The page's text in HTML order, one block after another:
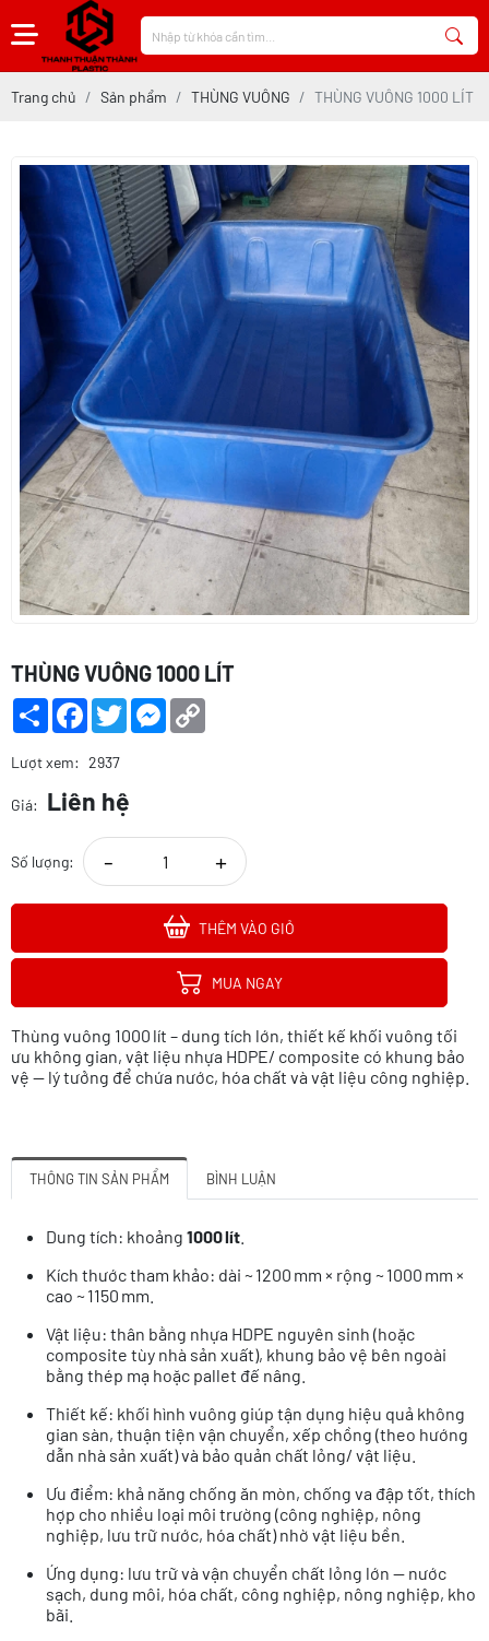
Trang chủ Sản phẩm THÙNG VUÔNG THÙNG VUÔNG 1000 LÍT
THÙNG VUÔNG 1000 LÍT
Share FacebookTwitterMessenger
Lượt xem: 2937
Giá: Liên hệ
Số lượng: - +
THÊM VÀO GIỎ
MUA NGAY
Thùng vuông 1000 lít – dung tích lớn, thiết kế khối vuông tối
ưu không gian, vật liệu nhựa HDPE/ composite có khung bảo
vệ — lý tưởng để chứa nước, hóa chất và vật liệu công nghiệp.
THÔNG TIN SẢN PHẨM BÌNH LUẬN
Dung tích: khoảng 1000 lít
Kích thước tham khảo: dài ~ 1200 mm × rộng ~ 1000 mm ×
cao ~ 1150 mm.
Vật liệu: thân bằng nhựa HDPE nguyên sinh (hoặc
composite tùy nhà sản xuất), khung bảo vệ bên ngoài
bằng thép mạ hoặc pallet đế nâng.
Thiết kế: khối hình vuông giúp tận dụng hiệu quả không
gian sàn, thuận tiện vận chuyển, xếp chồng (theo hướng
dẫn nhà sản xuất) và bảo quản chất lỏng/ vật liệu.
Ưu điểm: khả năng chống ăn mòn, chống va đập tốt, thích
hợp cho nhiều loại môi trường (công nghiệp, nông
nghiệp, lưu trữ nước, hóa chất) nhờ vật liệu bền.
Ứng dụng: lưu trữ và vận chuyển chất lỏng lớn — nước
sạch, dung môi, hóa chất, công nghiệp, nông nghiệp, kho
bãi.